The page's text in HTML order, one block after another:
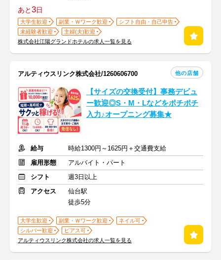
あと3日
大学生歓迎 副業・Ｗワーク歓迎
シフト自由・自己申告
未経験者歓迎
主婦(夫)歓迎
株式会社江陽グランドホテルの求人一覧を見る
アルティウスリンク株式会社/1260606700 他の店舗
【サイズの交換受付】事務デビュ
ー歓迎◎S・M・Lなどをポチポチ
入力♪オープニング募集★
給与
時給1300円～1625円＋交通費支給
雇用形態
アルバイト・パート
シフト
週3日以上
アクセス
仙台駅
徒歩5分
大学生歓迎 副業・Ｗワーク歓迎
ネイル可
シルバー歓迎
ピアス可
アルティウスリンク株式会社の求人一覧を見る